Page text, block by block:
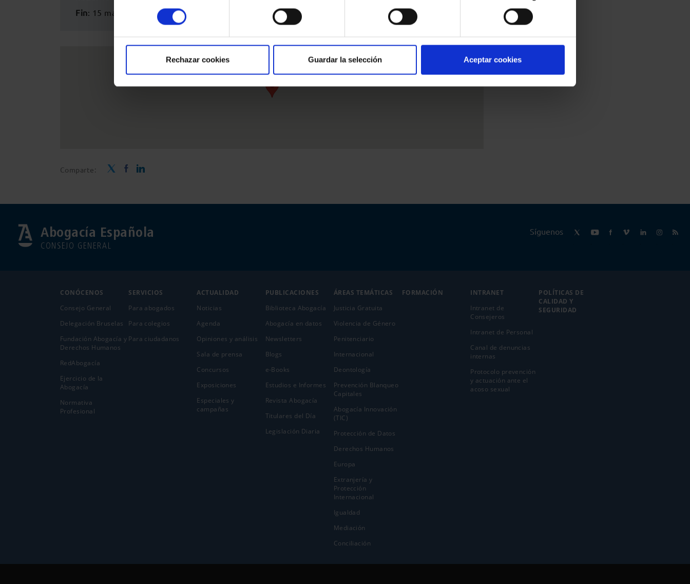
consentimiento
Rechazar cookies Guardar la selección Aceptar cookies
Fin: 15 mayo 2026 - 14:00h
Comparte:
Abogacía Española
CONSEJO GENERAL
Síguenos
CONÓCENOS
Consejo General
Delegación Bruselas
Fundación Abogacía y
Derechos Humanos
RedAbogacía
Ejercicio de la
Abogací­a
Normativa
Profesional
SERVICIOS
Para abogados
Para colegios
Para ciudadanos
ACTUALIDAD
Noticias
Agenda
Opiniones y análisis
Sala de prensa
Concursos
Exposiciones
Especiales y
campañas
PUBLICACIONES
Biblioteca Abogacía
Abogacía en datos
Newsletters
Blogs
e-Books
Estudios e Informes
Revista Abogacía
Titulares del Día
Legislación Diaria
ÁREAS TEMÁTICAS
Justicia Gratuita
Violencia de Género
Penitenciario
Internacional
Deontología
Prevención Blanqueo
Capitales
Abogacía Innovación
(TIC)
Protección de Datos
Derechos Humanos
Europa
Extranjería y
Protección
Internacional
Igualdad
Mediación
Conciliación
FORMACIÓN
INTRANET
Intranet de
Consejeros
Intranet de Personal
Canal de denuncias
internas
Protocolo prevención
y actuación ante el
acoso sexual
POLÍTICAS DE
CALIDAD Y
SEGURIDAD